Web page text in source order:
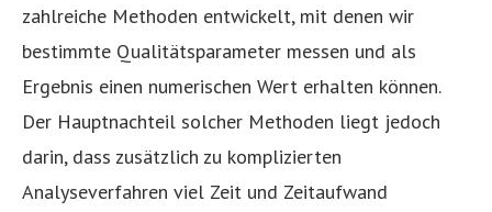
zahlreiche Methoden entwickelt, mit denen wir
bestimmte Qualitätsparameter messen und als
Ergebnis einen numerischen Wert erhalten können.
Der Hauptnachteil solcher Methoden liegt jedoch
darin, dass zusätzlich zu komplizierten
Analyseverfahren viel Zeit und Zeitaufwand